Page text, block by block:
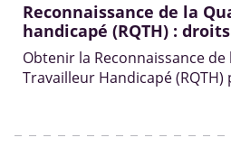
Reconnaissance de la
handicapé (RQTH) :
Obtenir la Reconnaissance de
Travailleur Handicapé
handicapées d’accéder ou
grâce à d’aides adaptées à